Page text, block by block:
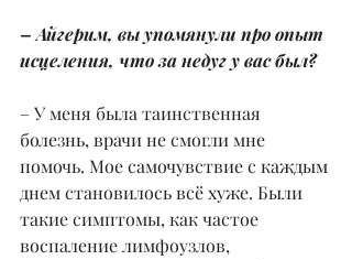
– Айгерим, вы упомянули про опыт
исцеления, что за недуг у вас был?
– У меня была таинственная
болезнь, врачи не смогли мне
помочь. Мое самочувствие с каждым
днем становилось всё хуже. Были
такие симптомы, как частое
воспаление лимфоузлов,